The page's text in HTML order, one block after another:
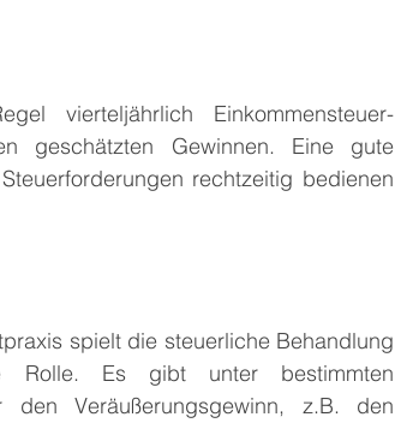
vierteljährlich Einkommensteuer-
geschätzten Gewinnen. Eine gute
rechtzeitig bedienen
spielt die steuerliche Behandlung
Rolle. Es gibt unter bestimmten
den Veräußerungsgewinn, z.B. den